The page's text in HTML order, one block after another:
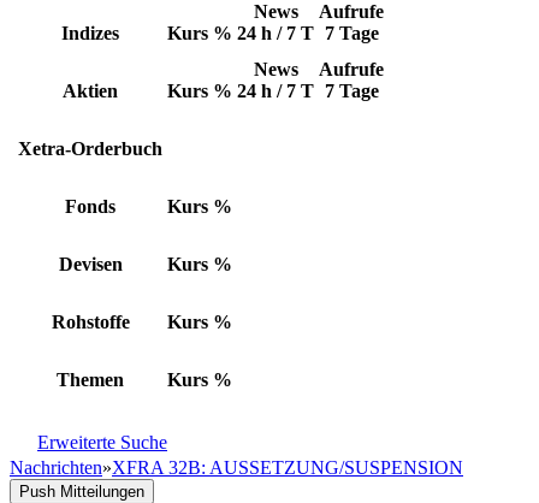
Indizes Kurs %
News
24 h / 7 T
Aufrufe
7 Tage
Aktien Kurs %
News
24 h / 7 T
Aufrufe
7 Tage
Xetra-Orderbuch
Fonds Kurs %
Devisen Kurs %
Rohstoffe Kurs %
Themen Kurs %
Erweiterte Suche
Nachrichten»XFRA 32B: AUSSETZUNG/SUSPENSION
Push Mitteilungen